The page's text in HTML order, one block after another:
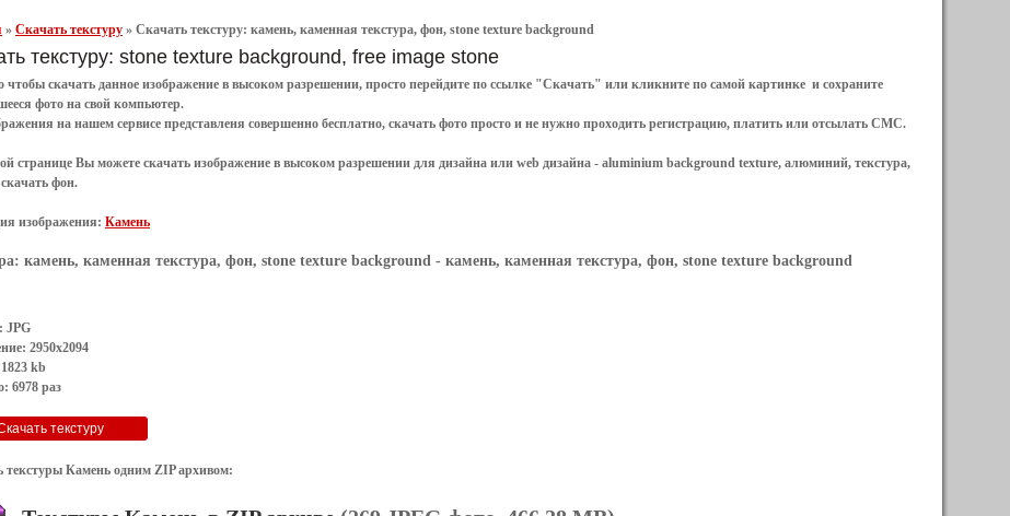
» Скачать текстуру » Скачать текстуру: камень, каменная текстура, фон, stone texture background
текстуру: stone texture background, free image stone
чтобы скачать данное изображение в высоком разрешении, просто перейдите по ссылке "Скачать" или кликните по самой картинке и сохраните
фото на свой компьютер.
на нашем сервисе представленя совершенно бесплатно, скачать фото просто и не нужно проходить регистрацию, платить или отсылать СМС.
странице Вы можете скачать изображение в высоком разрешении для дизайна или web дизайна - aluminium background texture, алюминий, текстура,
фон.
изображения: Камень
камень, каменная текстура, фон, stone texture background - камень, каменная текстура, фон, stone texture background
JPG
2950x2094
kb
6978 раз
текстуры Камень одним ZIP архивом: